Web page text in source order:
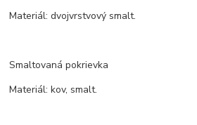
Materiál: dvojvrstvový smalt.
Smaltovaná pokrievka
Materiál: kov, smalt.